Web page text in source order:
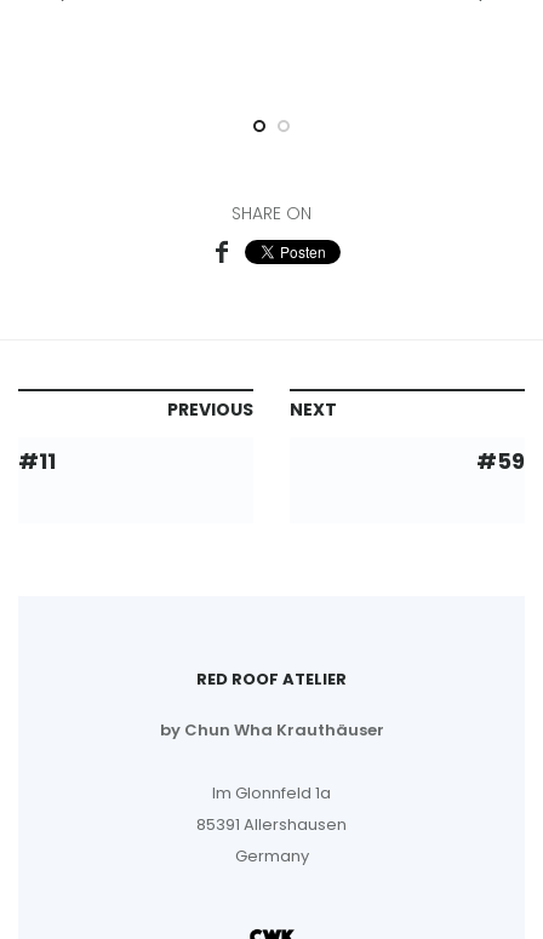
SHARE ON
PREVIOUS
#11
NEXT
#59
RED ROOF ATELIER
by Chun Wha Krauthäuser
Im Glonnfeld 1a
85391 Allershausen
Germany